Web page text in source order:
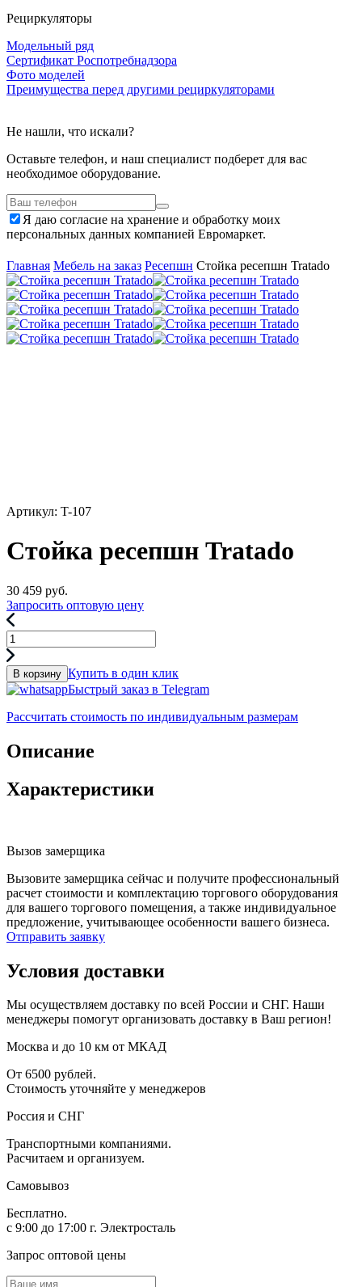
Рециркуляторы
Модельный ряд
Сертификат Роспотребнадзора
Фото моделей
Преимущества перед другими рециркуляторами
Не нашли, что искали?
Оставьте телефон, и наш специалист подберет для вас
необходимое оборудование.
Я даю согласие на хранение и обработку моих
персональных данных компанией Евромаркет.
Главная Мебель на заказ Ресепшн Стойка ресепшн Tratado
Артикул: T-107
Стойка ресепшн Tratado
30 459 руб.
Запросить оптовую цену
В корзину Купить в один клик
Быстрый заказ в Telegram
Рассчитать стоимость по индивидуальным размерам
Описание
Характеристики
Вызов замерщика
Вызовите замерщика сейчас и получите профессиональный
расчет стоимости и комплектацию торгового оборудования
для вашего торгового помещения, а также индивидуальное
предложение, учитывающее особенности вашего бизнеса.
Отправить заявку
Условия доставки
Мы осуществляем доставку по всей России и СНГ. Наши
менеджеры помогут организовать доставку в Ваш регион!
Москва и до 10 км от МКАД
От 6500 рублей.
Стоимость уточняйте у менеджеров
Россия и СНГ
Транспортными компаниями.
Расчитаем и организуем.
Самовывоз
Бесплатно.
с 9:00 до 17:00 г. Электросталь
Запрос оптовой цены